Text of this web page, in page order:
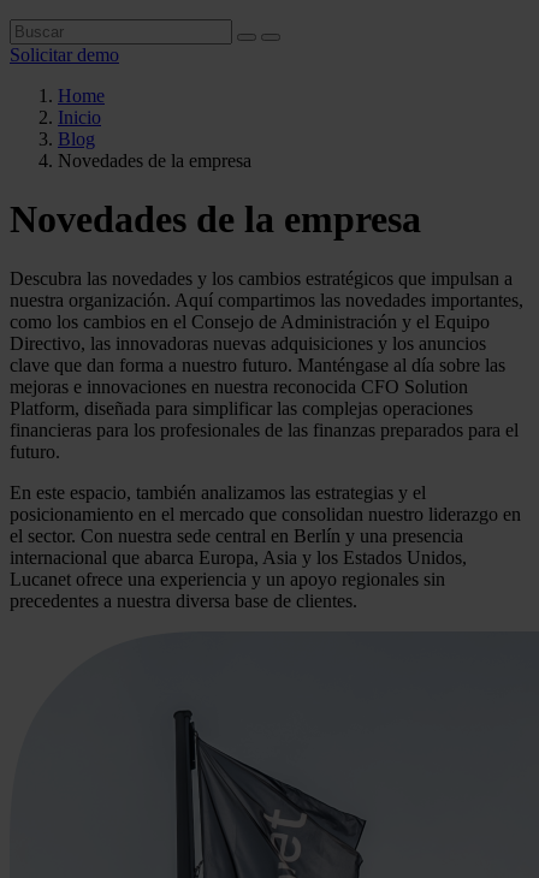
Solicitar demo
Home
Inicio
Blog
Novedades de la empresa
Novedades de la empresa
Descubra las novedades y los cambios estratégicos que impulsan a
nuestra organización. Aquí compartimos las novedades importantes,
como los cambios en el Consejo de Administración y el Equipo
Directivo, las innovadoras nuevas adquisiciones y los anuncios
clave que dan forma a nuestro futuro. Manténgase al día sobre las
mejoras e innovaciones en nuestra reconocida CFO Solution
Platform, diseñada para simplificar las complejas operaciones
financieras para los profesionales de las finanzas preparados para el
futuro.
En este espacio, también analizamos las estrategias y el
posicionamiento en el mercado que consolidan nuestro liderazgo en
el sector. Con nuestra sede central en Berlín y una presencia
internacional que abarca Europa, Asia y los Estados Unidos,
Lucanet ofrece una experiencia y un apoyo regionales sin
precedentes a nuestra diversa base de clientes.